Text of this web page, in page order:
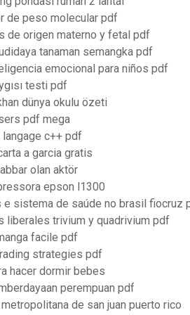
de peso molecular pdf
de origen materno y fetal pdf
tanaman semangka pdf
emocional para niños pdf
testi pdf
dünya okulu özeti
pdf mega
langage c++ pdf
a garcia gratis
olan aktör
epson l1300
e sistema de saúde no brasil fiocruz
liberales trivium y quadrivium pdf
facile pdf
strategies pdf
hacer dormir bebes
perempuan pdf
de san juan puerto rico